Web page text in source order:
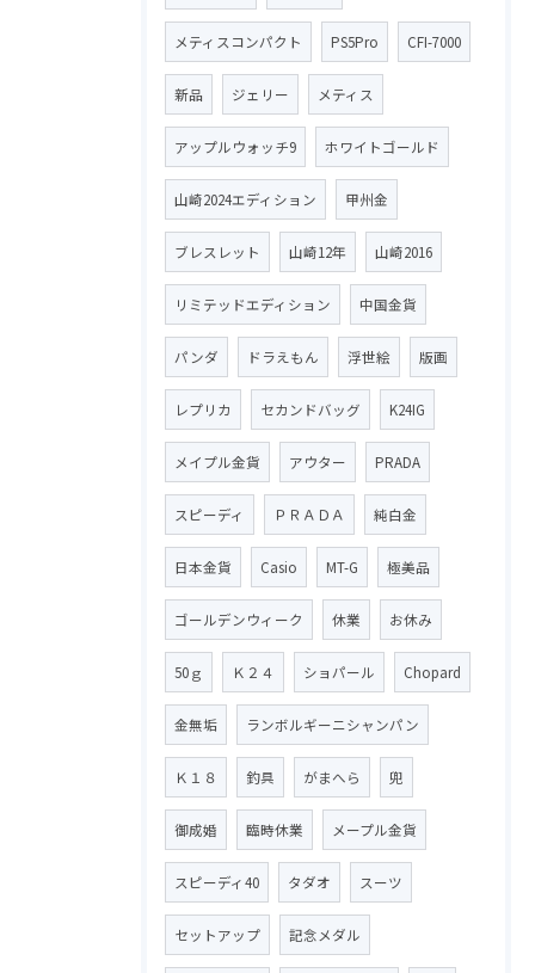
メティスコンパクト PS5Pro CFI-7000
新品 ジェリー メティス
アップルウォッチ9 ホワイトゴールド
山崎2024エディション 甲州金
ブレスレット 山崎12年 山崎2016
リミテッドエディション 中国金貨
パンダ ドラえもん 浮世絵 版画
レプリカ セカンドバッグ K24IG
メイプル金貨 アウター PRADA
スピーディ ＰＲＡＤＡ 純白金
日本金貨 Casio MT-G 極美品
ゴールデンウィーク 休業 お休み
50ｇ Ｋ２４ ショパール Chopard
金無垢 ランボルギーニシャンパン
Ｋ１８ 釣具 がまへら 兜
御成婚 臨時休業 メープル金貨
スピーディ40 タダオ スーツ
セットアップ 記念メダル